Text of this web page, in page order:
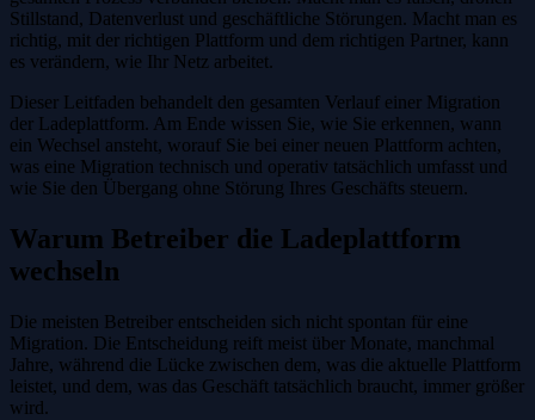
Stillstand, Datenverlust und geschäftliche Störungen. Macht man es
richtig, mit der richtigen Plattform und dem richtigen Partner, kann
es verändern, wie Ihr Netz arbeitet.
Dieser Leitfaden behandelt den gesamten Verlauf einer Migration
der Ladeplattform. Am Ende wissen Sie, wie Sie erkennen, wann
ein Wechsel ansteht, worauf Sie bei einer neuen Plattform achten,
was eine Migration technisch und operativ tatsächlich umfasst und
wie Sie den Übergang ohne Störung Ihres Geschäfts steuern.
Warum Betreiber die Ladeplattform
wechseln
Die meisten Betreiber entscheiden sich nicht spontan für eine
Migration. Die Entscheidung reift meist über Monate, manchmal
Jahre, während die Lücke zwischen dem, was die aktuelle Plattform
leistet, und dem, was das Geschäft tatsächlich braucht, immer größer
wird.